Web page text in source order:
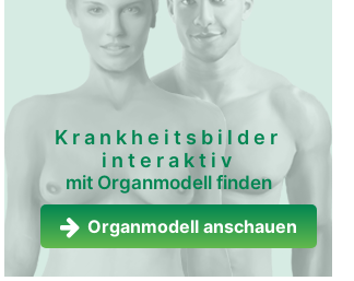
Krankheitsbilder
interaktiv
mit Organmodell finden
Organmodell anschauen